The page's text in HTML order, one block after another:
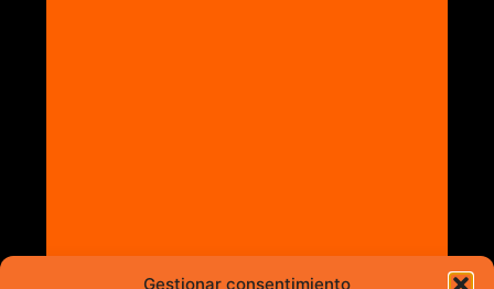
Gestionar consentimiento